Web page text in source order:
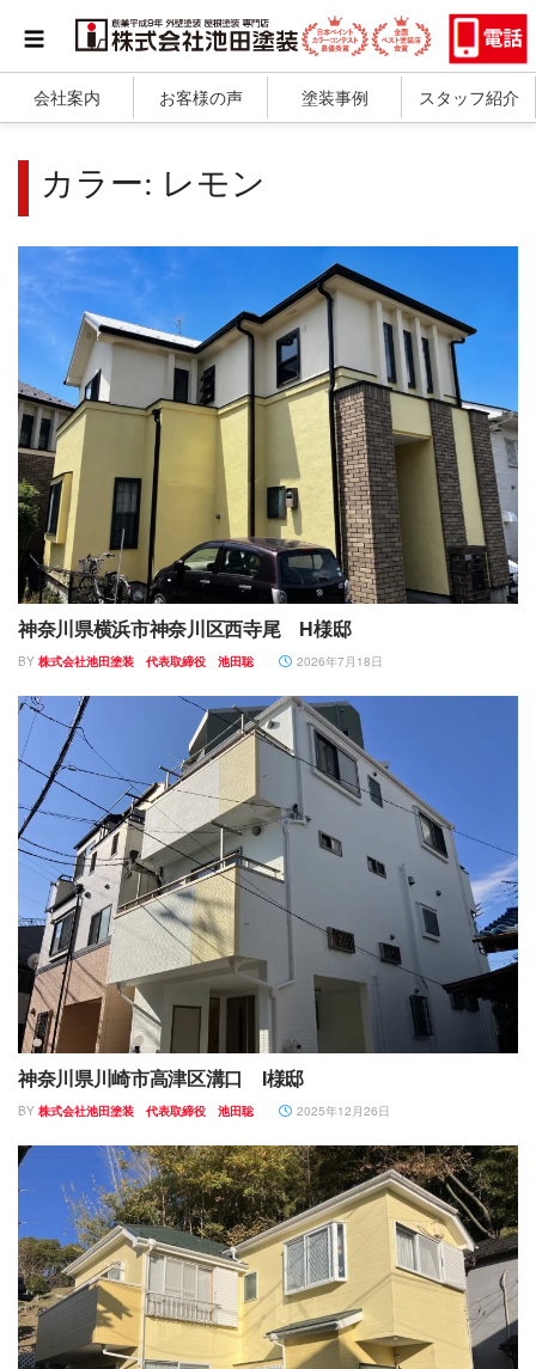
会社案内 お客様の声 塗装事例 スタッフ紹介
カラー: レモン
神奈川県横浜市神奈川区西寺尾 H様邸
BY 株式会社池田塗装 代表取締役 池田聡 2026年7月18日
神奈川県川崎市高津区溝口 I様邸
BY 株式会社池田塗装 代表取締役 池田聡 2025年12月26日